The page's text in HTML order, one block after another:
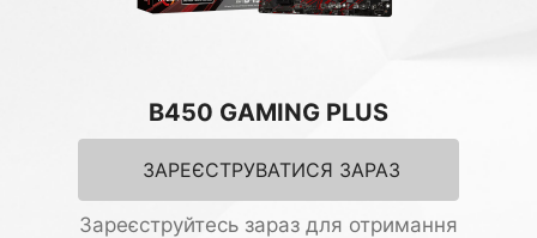
B450 GAMING PLUS
ЗАРЕЄСТРУВАТИСЯ ЗАРАЗ
Зареєструйтесь зараз для отримання